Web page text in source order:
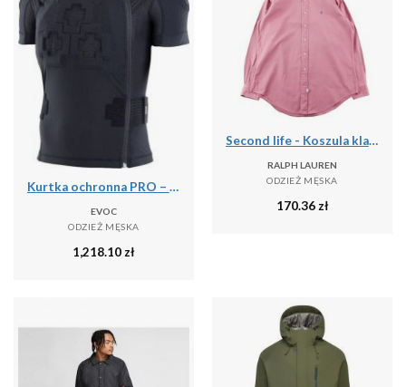
Kurtka ochronna PRO – LITESHIELD FLEX
EVOC
ODZIEŻ MĘSKA
1,218.10 zł
Second life - Koszula klasyczna męska jednolita - Stan bardzo dobry
RALPH LAUREN
ODZIEŻ MĘSKA
170.36zł